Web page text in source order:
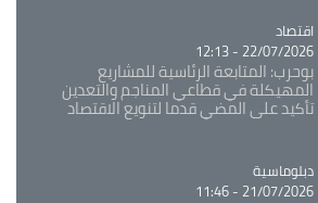
Catégorie
اقتصاد
22/07/2026 - 12:13
بوحرب: المتابعة الرئاسية للمشاريع
المهيكلة في قطاعي المناجم والتعدين
تأكيد على المضي قدما لتنويع الاقتصاد
Catégorie
دبلوماسية
21/07/2026 - 11:46